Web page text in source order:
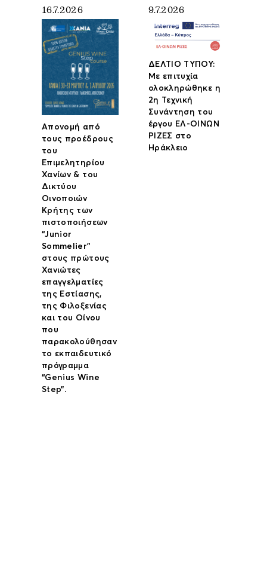
16.7.2026
Απονομή από
τους προέδρους
του
Επιμελητηρίου
Χανίων & του
Δικτύου
Οινοποιών
Κρήτης των
πιστοποιήσεων
“Junior
Sommelier”
στους πρώτους
Χανιώτες
επαγγελματίες
της Εστίασης,
της Φιλοξενίας
και του Οίνου
που
παρακολούθησαν
το εκπαιδευτικό
πρόγραμμα
“Genius Wine
Step”.
9.7.2026
ΔΕΛΤΙΟ ΤΥΠΟΥ:
Με επιτυχία
ολοκληρώθηκε η
2η Τεχνική
Συνάντηση του
έργου ΕΛ-ΟΙΝΩΝ
ΡΙΖΕΣ στο
Ηράκλειο